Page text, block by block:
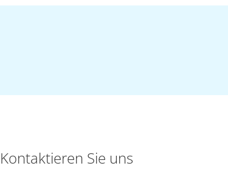
Kontaktieren Sie uns